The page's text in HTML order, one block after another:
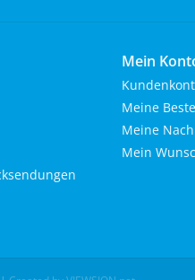
Mein
Meine
Meine
Mein